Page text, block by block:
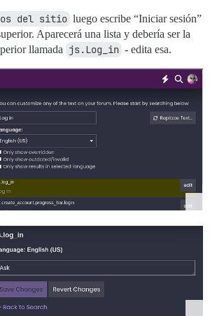
del sitio luego escribe “Iniciar sesión”
Aparecerá una lista y debería ser la
llamada js.Log_in - edita esa.